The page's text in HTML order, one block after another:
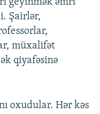
geyinmək əmri
Şairlər,
müxalifət
qiyafəsinə
oxudular. Hər kəs